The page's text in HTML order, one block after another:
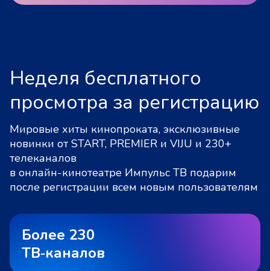
Неделя бесплатного
просмотра за регистрацию
Мировые хиты кинопроката, эксклюзивные
новинки от START, PREMIER и VIJU и 230+
телеканалов
в онлайн-кинотеатре Импульс ТВ подарим
после регистрации всем новым пользователям
Более 230
ТВ‑каналов